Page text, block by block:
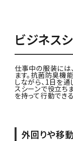
ビジネス
仕事中の服装には
ます。抗菌防臭機
しながら、1日を
スシーンで役立ち
を持って行動でき
外回りや移